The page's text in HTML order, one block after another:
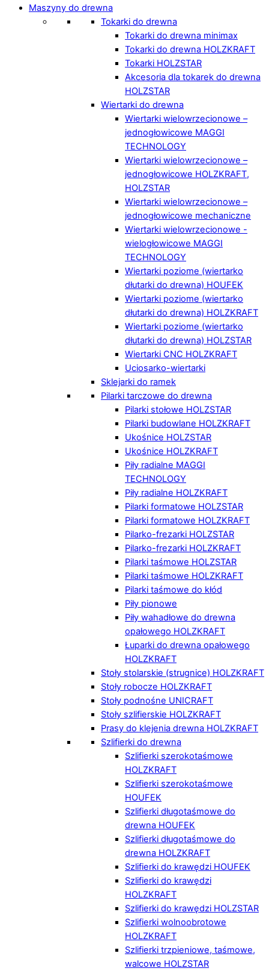
Maszyny do drewna
Tokarki do drewna
Tokarki do drewna minimax
Tokarki do drewna HOLZKRAFT
Tokarki HOLZSTAR
Akcesoria dla tokarek do drewna
HOLZSTAR
Wiertarki do drewna
Wiertarki wielowrzecionowe –
jednogłowicowe MAGGI
TECHNOLOGY
Wiertarki wielowrzecionowe –
jednogłowicowe HOLZKRAFT,
HOLZSTAR
Wiertarki wielowrzecionowe –
jednogłowicowe mechaniczne
Wiertarki wielowrzecionowe -
wielogłowicowe MAGGI
TECHNOLOGY
Wiertarki poziome (wiertarko
dłutarki do drewna) HOUFEK
Wiertarki poziome (wiertarko
dłutarki do drewna) HOLZKRAFT
Wiertarki poziome (wiertarko
dłutarki do drewna) HOLZSTAR
Wiertarki CNC HOLZKRAFT
Uciosarko-wiertarki
Sklejarki do ramek
Pilarki tarczowe do drewna
Pilarki stołowe HOLZSTAR
Pilarki budowlane HOLZKRAFT
Ukośnice HOLZSTAR
Ukośnice HOLZKRAFT
Piły radialne MAGGI
TECHNOLOGY
Piły radialne HOLZKRAFT
Pilarki formatowe HOLZSTAR
Pilarki formatowe HOLZKRAFT
Pilarko-frezarki HOLZSTAR
Pilarko-frezarki HOLZKRAFT
Pilarki taśmowe HOLZSTAR
Pilarki taśmowe HOLZKRAFT
Pilarki taśmowe do kłód
Piły pionowe
Piły wahadłowe do drewna
opałowego HOLZKRAFT
Łuparki do drewna opałowego
HOLZKRAFT
Stoły stolarskie (strugnice) HOLZKRAFT
Stoły robocze HOLZKRAFT
Stoły podnośne UNICRAFT
Stoły szlifierskie HOLZKRAFT
Prasy do klejenia drewna HOLZKRAFT
Szlifierki do drewna
Szlifierki szerokotaśmowe
HOLZKRAFT
Szlifierki szerokotaśmowe
HOUFEK
Szlifierki długotaśmowe do
drewna HOUFEK
Szlifierki długotaśmowe do
drewna HOLZKRAFT
Szlifierki do krawędzi HOUFEK
Szlifierki do krawędzi
HOLZKRAFT
Szlifierki do krawędzi HOLZSTAR
Szlifierki wolnoobrotowe
HOLZKRAFT
Szlifierki trzpieniowe, taśmowe,
walcowe HOLZSTAR